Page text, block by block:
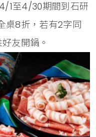
1至4/30期間到石研
桌8折，若有2字同
友開鍋。